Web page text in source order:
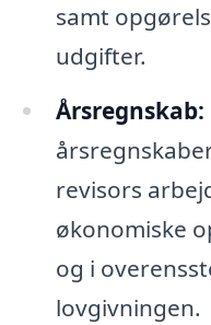
samt
udgifter.
Årsregnskab:
revisors
økonomiske
og i
lovgivningen.